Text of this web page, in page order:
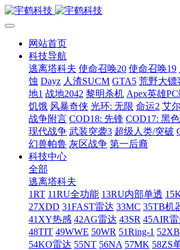
网站首页
科技导航
逃离塔科夫 使命召唤20 使命召唤19
蚀 Dayz 人渣SUCM GTA5 荒野大镖
地1 战地2042 黎明杀机 Apex英雄
饥饿 风暴奇侠 光环: 无限 命运2 艾
战争附言 COD18: 先锋 COD17: 黑
现代战争 武装突袭3 超级人类/突破
幻兽帕鲁 灰区战争 第一后裔
科技中心
全部
逃离塔科夫
1RT 11RU全功能 13RU内部单透
27XDD 31FAST雷达 33MC 35TB机
41XY热感 42AG雷达 43SR 45AIR
48TIT 49WWE 50WR 51Ring-1
54KO雷达 55NT 56NA 57MK 58ZS